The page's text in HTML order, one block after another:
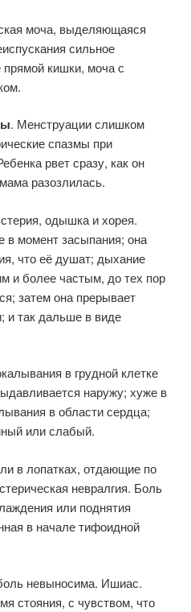
моча, выделяющаяся
сильное
кишки, моча с
. Менструации слишком
спазмы при
рвет сразу, как он
разозлилась.
одышка и хорея.
момент засыпания; она
что её душат; дыхание
и более частым, до тех пор
затем она прерывает
и так дальше в виде
в грудной клетке
наружу; хуже в
в области сердца;
или слабый.
в лопатках, отдающие по
невралгия. Боль
или поднятия
в начале тифоидной
невыносима. Ишиас.
стояния, с чувством, что